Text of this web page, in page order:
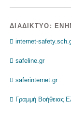
ΔΙΑΔΊΚΤΥΟ:
 internet-
 safeline.gr
 saferinternet.gr
 Γραμμή Βοήθειας